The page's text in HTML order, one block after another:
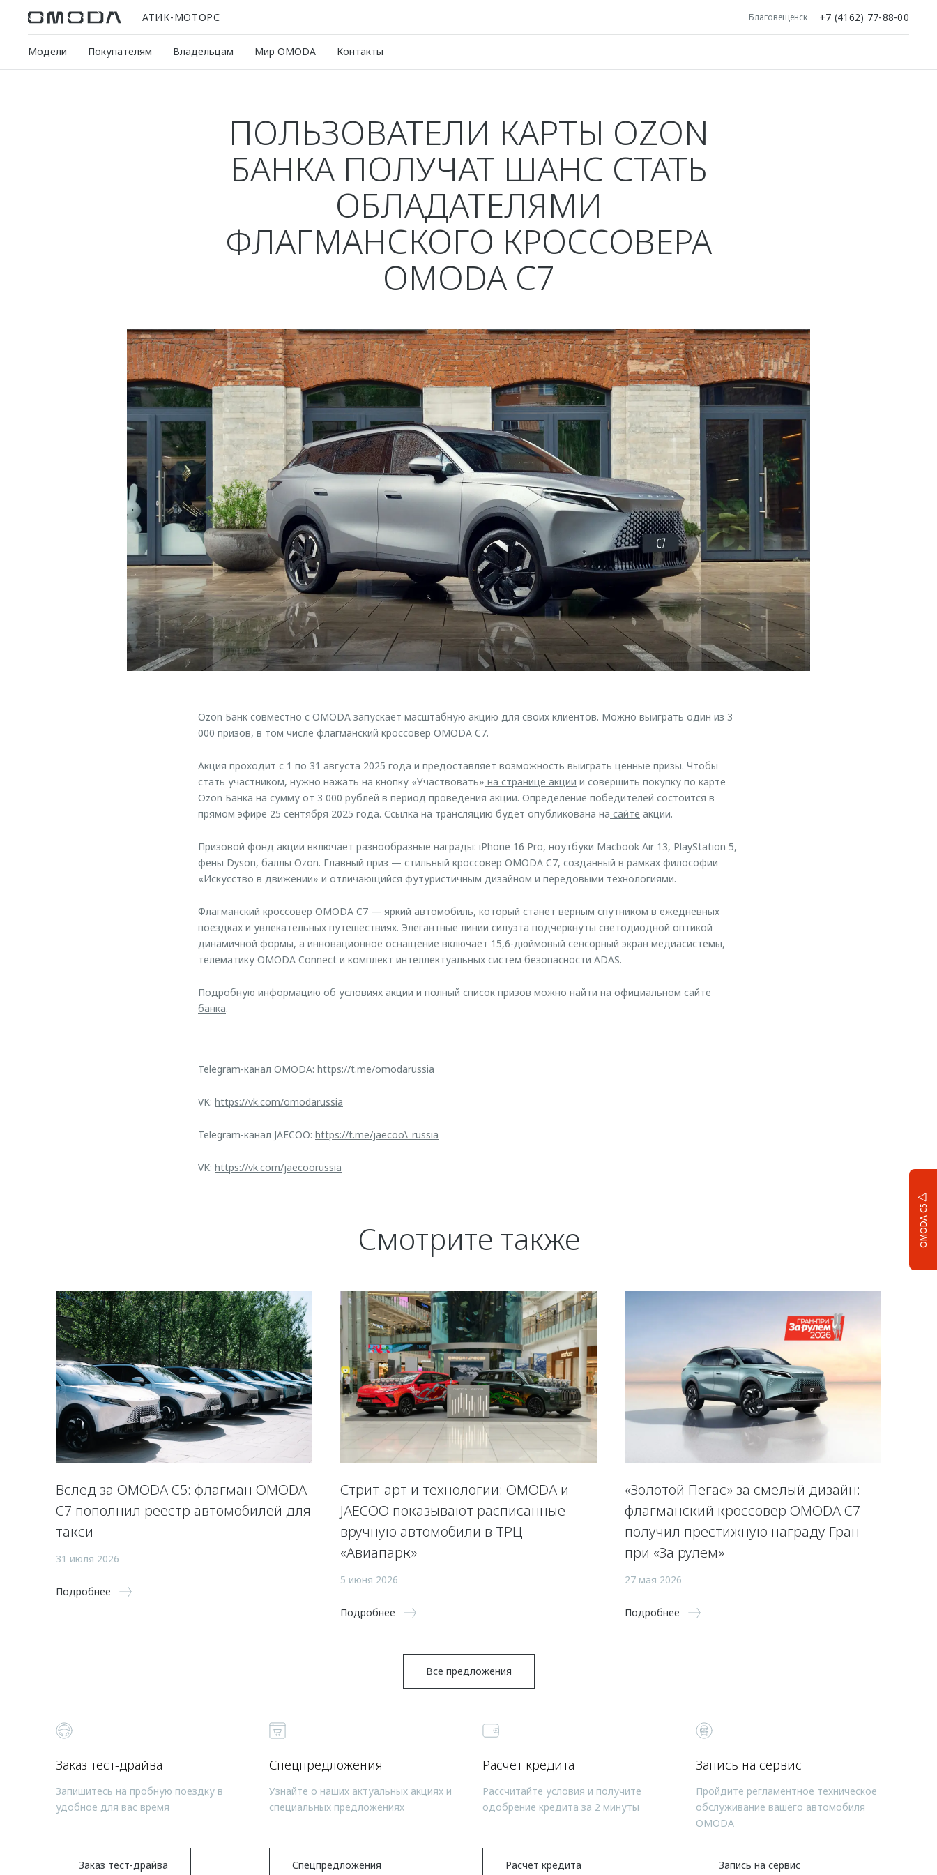
АТИК-МОТОРС Благовещенск +7 (4162) 77-88-00
Модели Покупателям Владельцам Мир OMODA Контакты
OMODA C5
ПОЛЬЗОВАТЕЛИ КАРТЫ OZON
БАНКА ПОЛУЧАТ ШАНС СТАТЬ
ОБЛАДАТЕЛЯМИ
ФЛАГМАНСКОГО КРОССОВЕРА
OMODA C7
Ozon Банк совместно с OMODA запускает масштабную акцию для своих клиентов. Можно выиграть один из 3
000 призов, в том числе флагманский кроссовер OMODA C7.
Акция проходит с 1 по 31 августа 2025 года и предоставляет возможность выиграть ценные призы. Чтобы
стать участником, нужно нажать на кнопку «Участвовать» на странице акции и совершить покупку по карте
Ozon Банка на сумму от 3 000 рублей в период проведения акции. Определение победителей состоится в
прямом эфире 25 сентября 2025 года. Ссылка на трансляцию будет опубликована на сайте акции.
Призовой фонд акции включает разнообразные награды: iPhone 16 Pro, ноутбуки Macbook Air 13, PlayStation 5,
фены Dyson, баллы Ozon. Главный приз — стильный кроссовер OMODA C7, созданный в рамках философии
«Искусство в движении» и отличающийся футуристичным дизайном и передовыми технологиями.
Флагманский кроссовер OMODA C7 — яркий автомобиль, который станет верным спутником в ежедневных
поездках и увлекательных путешествиях. Элегантные линии силуэта подчеркнуты светодиодной оптикой
динамичной формы, а инновационное оснащение включает 15,6-дюймовый сенсорный экран медиасистемы,
телематику OMODA Connect и комплект интеллектуальных систем безопасности ADAS.
Подробную информацию об условиях акции и полный список призов можно найти на официальном сайте
банка.
Telegram-канал OMODA: https://t.me/omodarussia
VK: https://vk.com/omodarussia
Telegram-канал JAECOO: https://t.me/jaecoo\_russia
VK: https://vk.com/jaecoorussia
Смотрите также
Вслед за OMODA C5: флагман OMODA
C7 пополнил реестр автомобилей для
такси
31 июля 2026
Подробнее
Стрит-арт и технологии: OMODA и
JAECOO показывают расписанные
вручную автомобили в ТРЦ
«Авиапарк»
5 июня 2026
Подробнее
«Золотой Пегас» за смелый дизайн:
флагманский кроссовер OMODA C7
получил престижную награду Гран-
при «За рулем»
27 мая 2026
Подробнее
Все предложения
Заказ тест-драйва
Запишитесь на пробную поездку в
удобное для вас время
Заказ тест-драйва
Спецпредложения
Узнайте о наших актуальных акциях и
специальных предложениях
Спецпредложения
Расчет кредита
Рассчитайте условия и получите
одобрение кредита за 2 минуты
Расчет кредита
Запись на сервис
Пройдите регламентное техническое
обслуживание вашего автомобиля
OMODA
Запись на сервис